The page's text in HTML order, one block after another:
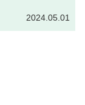
2024.05.01